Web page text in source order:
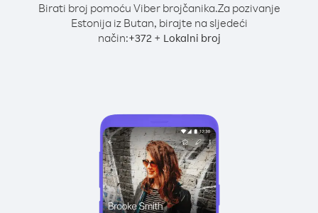
Birati broj pomoću Viber brojčanika.Za pozivanje
Estonija iz Butan, birajte na sljedeći
način:+372+ Lokalni broj